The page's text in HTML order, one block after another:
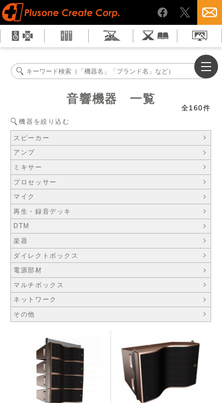
音響機器 一覧
全160件
機器を絞り込む
スピーカー
アンプ
ミキサー
プロセッサー
マイク
再生・録音デッキ
DTM
楽器
ダイレクトボックス
電源部材
マルチボックス
ネットワーク
その他